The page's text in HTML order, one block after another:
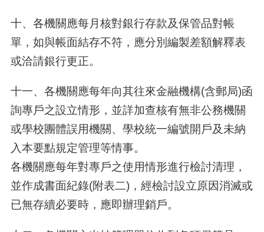
十、各機關應每月核對銀行存款及保管品對帳
單，如與帳面結存不符，應分別編製差額解釋表
或洽請銀行更正。
十一、各機關應每年向其往來金融機構(含郵局)函
詢專戶之設立情形，並詳加查核有無非公務機關
或學校團體誤用機關、學校統一編號開戶及未納
入本要點規定管理等情事。
各機關應每年對專戶之使用情形進行檢討清理，
並作成書面紀錄(附表二)，經檢討設立原因消滅或
已無存續必要時，應即辦理銷戶。